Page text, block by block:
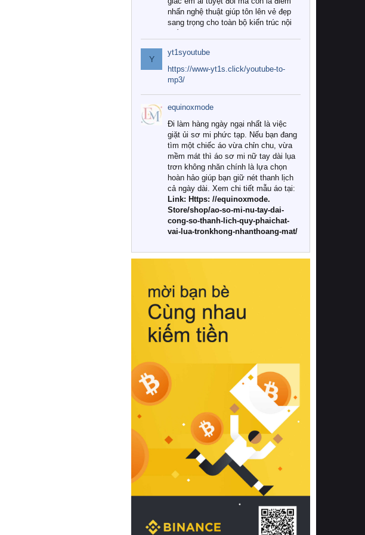
nhấn nghệ thuật giúp tôn lên vẻ đẹp
sang trọng cho toàn bộ kiến trúc nội
Tuy nhiên, giữa thị trường đa dạng
với vô vàn thương hiệu và mẫu mã
như hiện nay, làm thế nào để chọn
được những bộ chăn ga gối đệm cao
cấp thực sự chất lượng, phù hợp với
khí hậu và nhu cầu sử dụng của gia
đình? Hãy cùng chúng tôi đi tìm lời
giải đáp chi tiết qua bài viết dưới đây.
1. Tại sao các gia đình hiện đại lại ưa
chuộng chăn ga gối đệm cao cấp?
Khác với các dòng sản phẩm thông
thường, những bộ chăn ga gối đệm
cao cấp trải qua quy trình sản xuất
nghiêm ngặt từ khâu chọn lọc nguyên
liệu tự nhiên đến công nghệ dệt
nhuộm hiện đại không chứa hóa chất
này, bạn sẽ cảm nhận rõ rệt sự khác
hồi chuẩn xác của phần đệm nâng đỡ
cột sống.
Bên cạnh đó, việc lựa chọn các dòng
sản phẩm đạt chuẩn chất lượng quốc
tế còn giúp ngăn ngừa tình trạng kích
khuẩn và nấm mốc trong điều kiện
thời tiết nóng ẩm. Bạn có thể tìm hiểu
thêm các nghiên cứu khoa học về tác
động của giấc ngủ và môi trường
phòng ngủ đối với sức khỏe con
người tại Sleep Foundation (External
Link) để có cái nhìn toàn diện hơn.
2. Các tiêu chí vàng khi lựa chọn
chăn ga gối đệm cao cấp cho phòng
ngủ
Để sở hữu một bộ chăn ga gối đệm
cao cấp hoàn hảo cả về thẩm mỹ lẫn
công năng, người tiêu dùng cần cân
nhắc kỹ lưỡng các tiêu chí quan trọng
Y
yt1syoutube
https://www-yt1s.click/youtube-to-
mp3/
equinoxmode
Đi làm hàng ngày ngại nhất là việc
giặt ủi sơ mi phức tạp. Nếu bạn đang
tìm một chiếc áo vừa chỉn chu, vừa
mềm mát thì áo sơ mi nữ tay dài lụa
trơn không nhăn chính là lựa chọn
hoàn hảo giúp bạn giữ nét thanh lịch
cả ngày dài. Xem chi tiết mẫu áo tại:
Link: Https: //equinoxmode.
Store/shop/ao-so-mi-nu-tay-dai-
cong-so-thanh-lich-quy-phaichat-
vai-lua-tronkhong-nhanthoang-mat/